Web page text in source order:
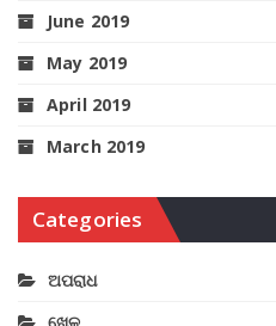
June 2019
May 2019
April 2019
March 2019
Categories
ଅପରାଧ